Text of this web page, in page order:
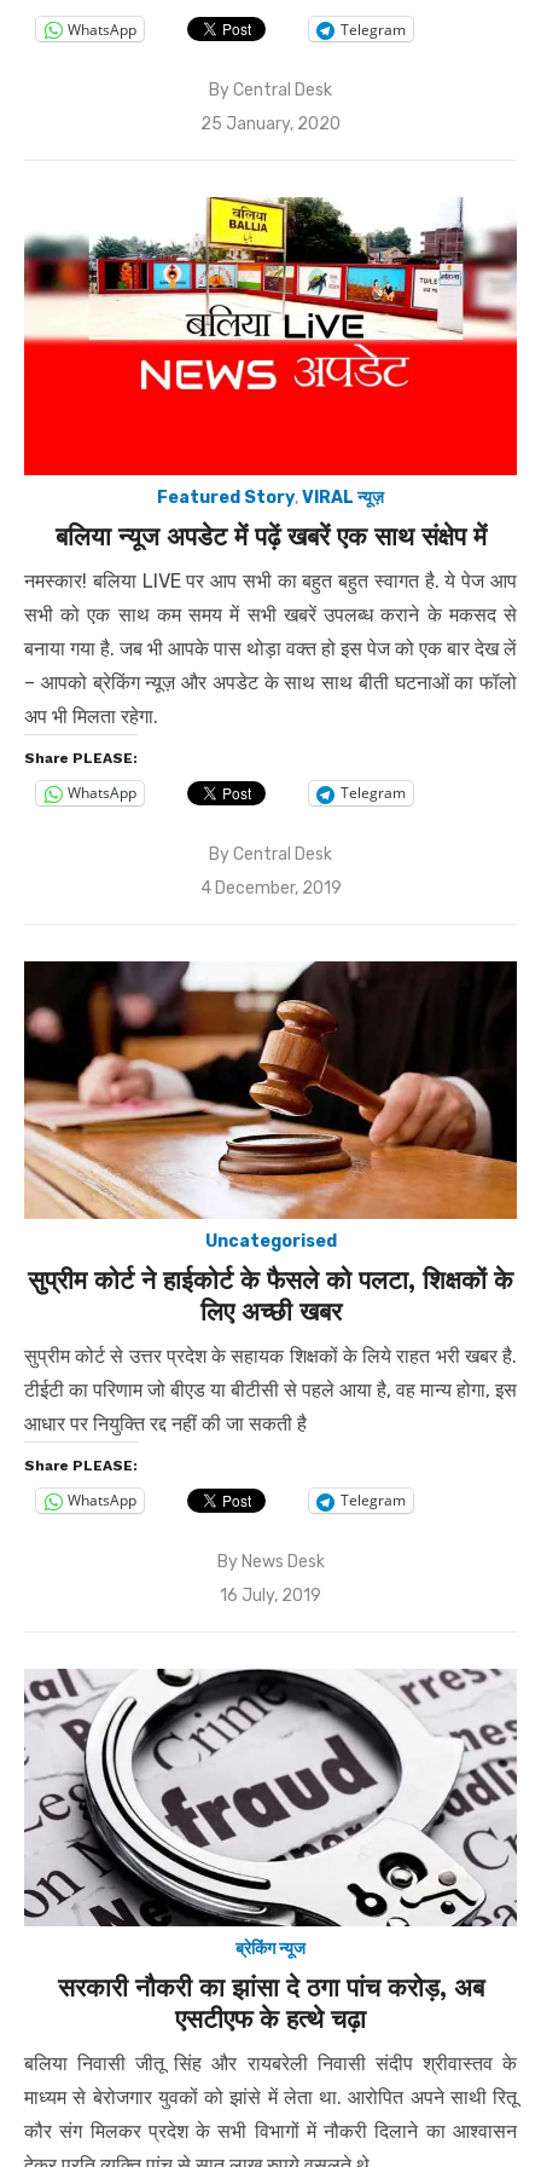
WhatsApp Telegram
ByCentral Desk
Posted
25 January, 2020
Featured Story,VIRAL न्यूज़
बलिया न्यूज अपडेट में पढ़ें खबरें एक साथ संक्षेप में
नमस्कार! बलिया LIVE पर आप सभी का बहुत बहुत स्वागत है. ये पेज आप
सभी को एक साथ कम समय में सभी खबरें उपलब्ध कराने के मकसद से
बनाया गया है. जब भी आपके पास थोड़ा वक्त हो इस पेज को एक बार देख लें
– आपको ब्रेकिंग न्यूज़ और अपडेट के साथ साथ बीती घटनाओं का फॉलो
अप भी मिलता रहेगा.
Share PLEASE:
WhatsApp Telegram
ByCentral Desk
Posted
4 December, 2019
Uncategorised
सुप्रीम कोर्ट ने हाईकोर्ट के फैसले को पलटा, शिक्षकों के
लिए अच्छी खबर
सुप्रीम कोर्ट से उत्तर प्रदेश के सहायक शिक्षकों के लिये राहत भरी खबर है.
टीईटी का परिणाम जो बीएड या बीटीसी से पहले आया है, वह मान्य होगा, इस
आधार पर नियुक्ति रद्द नहीं की जा सकती है
Share PLEASE:
WhatsApp Telegram
By News Desk
Posted
16 July, 2019
ब्रेकिंग न्यूज
सरकारी नौकरी का झांसा दे ठगा पांच करोड़, अब
एसटीएफ के हत्थे चढ़ा
बलिया निवासी जीतू सिंह और रायबरेली निवासी संदीप श्रीवास्तव के
माध्यम से बेरोजगार युवकों को झांसे में लेता था. आरोपित अपने साथी रितू
कौर संग मिलकर प्रदेश के सभी विभागों में नौकरी दिलाने का आश्वासन